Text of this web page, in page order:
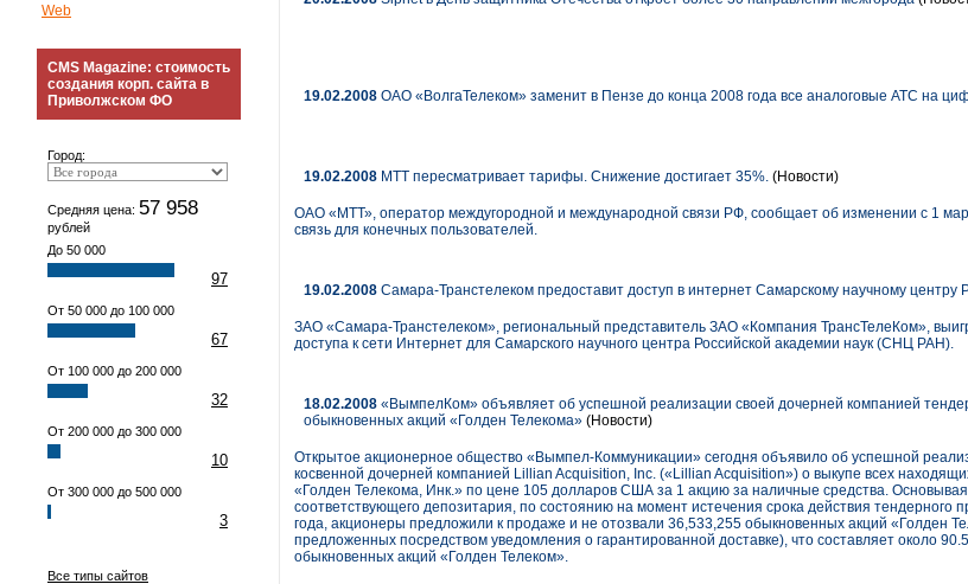
Web
CMS Magazine: стоимость
создания корп. сайта в
Приволжском ФО
Город:
Средняя цена: 57 958
рублей
До 50 000
97
От 50 000 до 100 000
67
От 100 000 до 200 000
32
От 200 000 до 300 000
10
От 300 000 до 500 000
3
Все типы сайтов
19.02.2008 ОАО «ВолгаТелеком» заменит в Пензе до конца 2008 года все аналоговые АТС на
19.02.2008 МТТ пересматривает тарифы. Снижение достигает 35%. (Новости)
ОАО «МТТ», оператор междугородной и международной связи РФ, сообщает об изменении с 1
связь для конечных пользователей.
19.02.2008 Самара-Транстелеком предоставит доступ в интернет Самарскому научному центру
ЗАО «Самара-Транстелеком», региональный представитель ЗАО «Компания ТрансТелеКом»,
доступа к сети Интернет для Самарского научного центра Российской академии наук (СНЦ РАН).
18.02.2008 «ВымпелКом» объявляет об успешной реализации своей дочерней компанией
обыкновенных акций «Голден Телекома» (Новости)
Открытое акционерное общество «Вымпел-Коммуникации» сегодня объявило об успешной
косвенной дочерней компанией Lillian Acquisition, Inc. («Lillian Acquisition») о выкупе всех
«Голден Телекома, Инк.» по цене 105 долларов США за 1 акцию за наличные средства.
соответствующего депозитария, по состоянию на момент истечения срока действия
года, акционеры предложили к продаже и не отозвали 36,533,255 обыкновенных акций «Голден
предложенных посредством уведомления о гарантированной доставке), что составляет около
обыкновенных акций «Голден Телеком».